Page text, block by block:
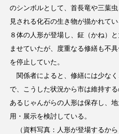
のシンボルとして、首長竜や三葉
見される化石の生き物が描かれて
８体の人形が登場し、鉦（かね）
ませていたが、度重なる修繕も不
を停止していた。
関係者によると、修繕には少な
で、こうした状況から市は維持す
あるじゃんがらの人形は保存し、
用・展示を検討している。
（資料写真：人形が登場するから